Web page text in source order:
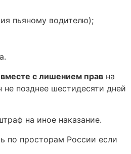
пьяному водителю);
вместе с лишением прав на
позднее шестидесяти дней
на иное наказание.
по просторам России если